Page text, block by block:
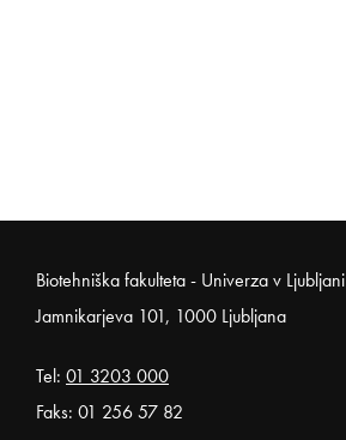
Noga strani
Biotehniška fakulteta - Univerza v Ljubljani
Jamnikarjeva 101, 1000 Ljubljana
Tel: 01 3203 000
Faks: 01 256 57 82